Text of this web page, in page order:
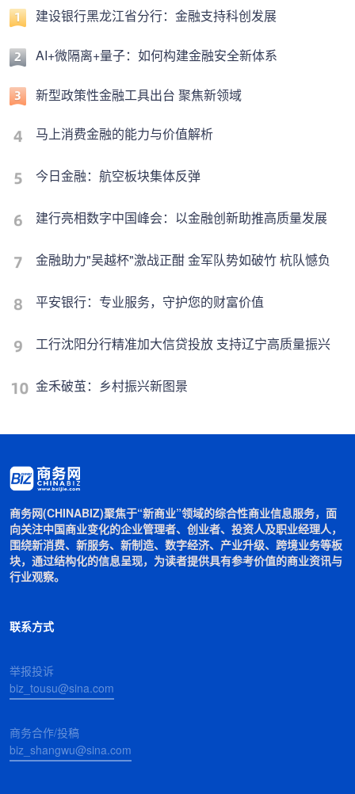
建设银行黑龙江省分行：金融支持科创发展
AI+微隔离+量子：如何构建金融安全新体系
新型政策性金融工具出台 聚焦新领域
马上消费金融的能力与价值解析
今日金融：航空板块集体反弹
建行亮相数字中国峰会：以金融创新助推高质量发展
金融助力"吴越杯"激战正酣 金军队势如破竹 杭队憾负
平安银行：专业服务，守护您的财富价值
工行沈阳分行精准加大信贷投放 支持辽宁高质量振兴
金禾破茧：乡村振兴新图景
商务网(CHINABIZ)聚焦于“新商业”领域的综合性商业信息服务，面
向关注中国商业变化的企业管理者、创业者、投资人及职业经理人，
围绕新消费、新服务、新制造、数字经济、产业升级、跨境业务等板
块，通过结构化的信息呈现，为读者提供具有参考价值的商业资讯与
行业观察。
联系方式
举报投诉
biz_tousu@sina.com
商务合作/投稿
biz_shangwu@sina.com